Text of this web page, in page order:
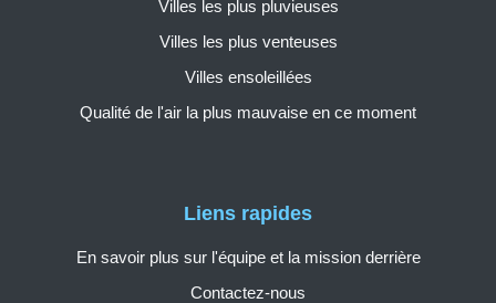
Liens rapides
En savoir plus sur l'équipe et la mission derrière
Contactez-nous
Villes les plus pluvieuses
Villes les plus venteuses
Villes ensoleillées
Qualité de l'air la plus mauvaise en ce moment